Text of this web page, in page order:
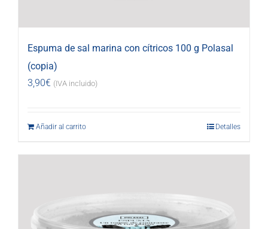
Espuma de sal marina con cítricos 100 g Polasal
(copia)
3,90€ (IVA incluido)
Añadir al carrito Detalles